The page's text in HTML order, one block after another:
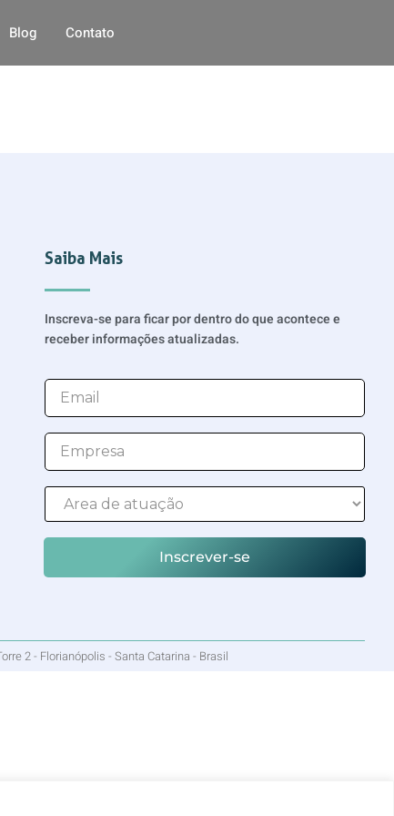
Blog Contato
Saiba Mais
Inscreva-se para ficar por dentro do que acontece e
receber informações atualizadas.
Inscrever-se
2 - Florianópolis - Santa Catarina - Brasil